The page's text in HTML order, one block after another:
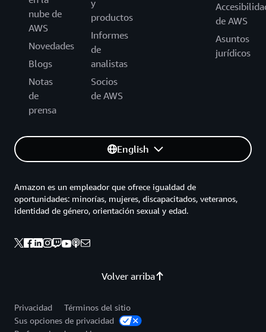
nube de
AWS
Novedades
Blogs
Notas
de
prensa
y
productos
Informes
de
analistas
Socios
de AWS
de AWS
Asuntos
jurídicos
English
Volver arriba
Amazon es un empleador que ofrece igualdad de
oportunidades: minorías, mujeres, discapacitados, veteranos,
identidad de género, orientación sexual y edad.
Privacidad
Términos del sitio
Sus opciones de privacidad